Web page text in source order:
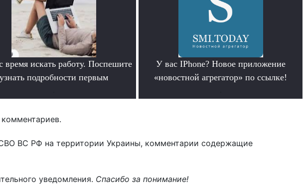
время искать работу. Поспешите
узнать подробности первым
У вас IPhone? Новое приложение
«новостной агрегатор» по ссылке!
ВС РФ на территории Украины, комментарии содержащие
уведомления. Спасибо за понимание!